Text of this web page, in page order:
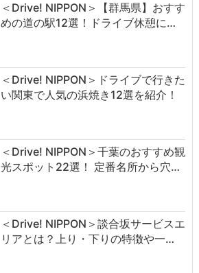
＜Drive! NIPPON＞【群馬県】おすす
めの道の駅12選！ドライブ休憩に…
＜Drive! NIPPON＞ドライブで行きた
い関東で人気の浜焼き12選を紹介！
＜Drive! NIPPON＞千葉のおすすめ観
光スポット22選！ 定番名所から穴…
＜Drive! NIPPON＞談合坂サービスエ
リアとは？上り・下りの特徴や一…